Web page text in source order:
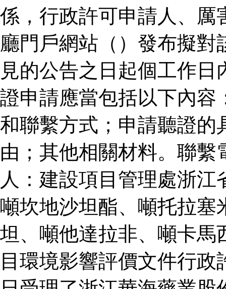
係，行政許可申請人、厲
廳門戶網站（）發布擬
見的公告之日起個工作
證申請應當包括以下內容
和聯繫方式；申請聽證的
由；其他相關材料。聯
人：建設項目管理處浙
噸坎地沙坦酯、噸托拉塞
坦、噸他達拉非、噸卡馬
目環境影響評價文件行